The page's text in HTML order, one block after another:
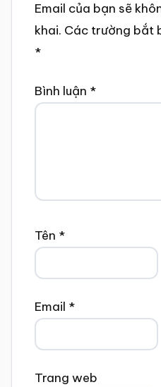
Email của bạn sẽ
khai. Các trường bắt
*
Bình luận *
Tên *
Email *
Trang web